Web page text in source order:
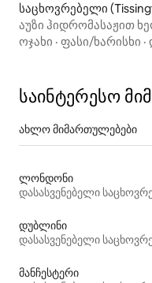
საცხოვრებელი
აუზი ჰიდრომასაჟით
ოჯახი · ფასი/ხარისხი ·
საინტერესო
ახლო მიმართულებები
ლონდონი
დუბლინი
მანჩესტერი